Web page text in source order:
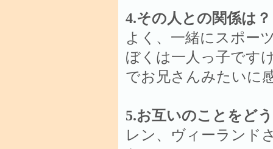
4.その人との関係は？
よく、一緒にスポー
ぼくは一人っ子です
でお兄さんみたいに
5.お互いのことをど
レン、ヴィーランド